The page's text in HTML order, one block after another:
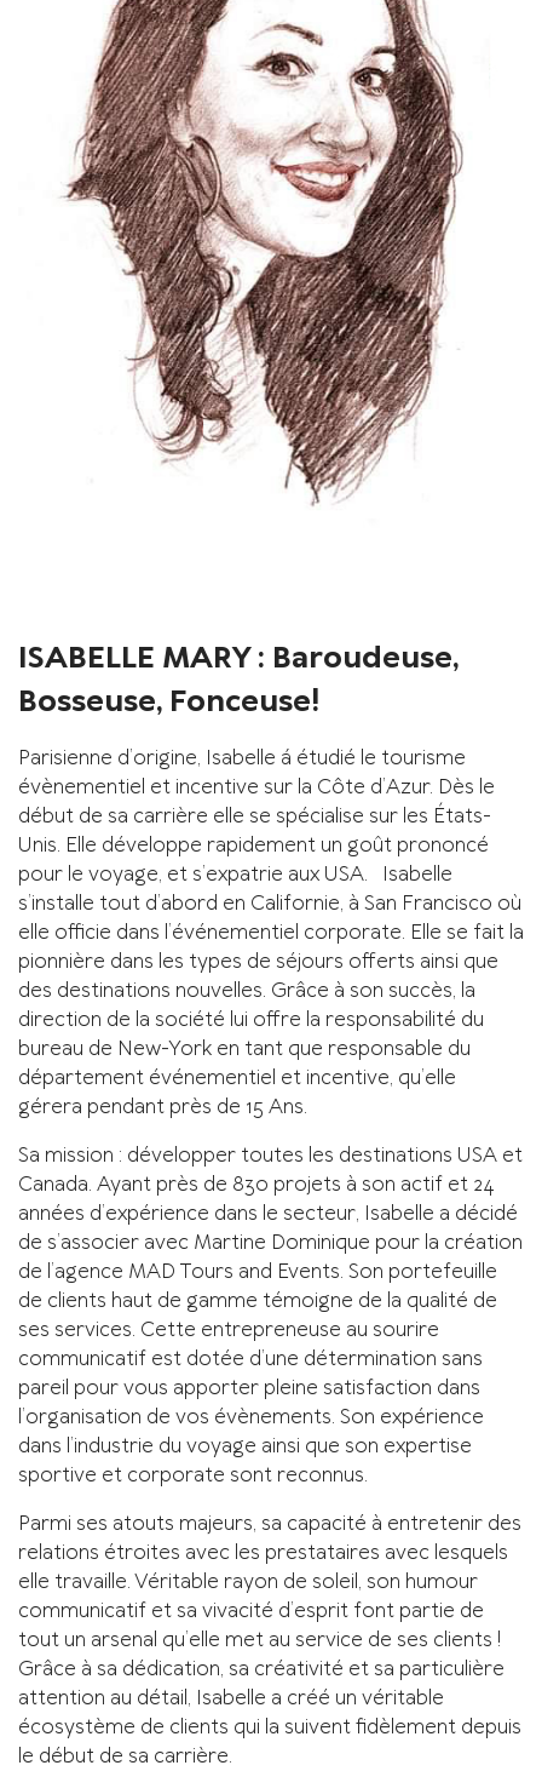
ISABELLE MARY : Baroudeuse,
Bosseuse, Fonceuse!
Parisienne d’origine, Isabelle á étudié le tourisme
évènementiel et incentive sur la Côte d’Azur. Dès le
début de sa carrière elle se spécialise sur les États-
Unis. Elle développe rapidement un goût prononcé
pour le voyage, et s’expatrie aux USA. Isabelle
s’installe tout d’abord en Californie, à San Francisco où
elle officie dans l’événementiel corporate. Elle se fait la
pionnière dans les types de séjours offerts ainsi que
des destinations nouvelles. Grâce à son succès, la
direction de la société lui offre la responsabilité du
bureau de New-York en tant que responsable du
département événementiel et incentive, qu’elle
gérera pendant près de 15 Ans.
Sa mission : développer toutes les destinations USA et
Canada. Ayant près de 830 projets à son actif et 24
années d’expérience dans le secteur, Isabelle a décidé
de s’associer avec Martine Dominique pour la création
de l’agence MAD Tours and Events. Son portefeuille
de clients haut de gamme témoigne de la qualité de
ses services. Cette entrepreneuse au sourire
communicatif est dotée d’une détermination sans
pareil pour vous apporter pleine satisfaction dans
l’organisation de vos évènements. Son expérience
dans l’industrie du voyage ainsi que son expertise
sportive et corporate sont reconnus.
Parmi ses atouts majeurs, sa capacité à entretenir des
relations étroites avec les prestataires avec lesquels
elle travaille. Véritable rayon de soleil, son humour
communicatif et sa vivacité d’esprit font partie de
tout un arsenal qu’elle met au service de ses clients !
Grâce à sa dédication, sa créativité et sa particulière
attention au détail, Isabelle a créé un véritable
écosystème de clients qui la suivent fidèlement depuis
le début de sa carrière.